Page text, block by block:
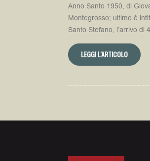
Anno Santo 1950, di
Montegrosso; ultimo è
Santo Stefano, l’arrivo di
LEGGI L'ARTICOLO